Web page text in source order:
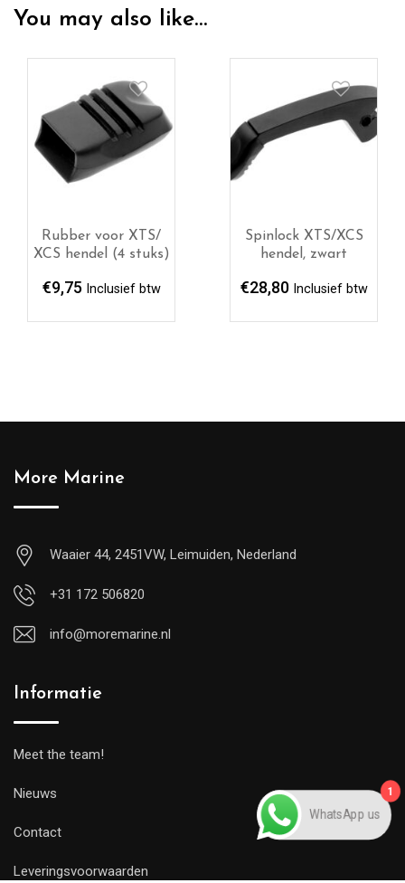
You may also like…
Rubber voor XTS/
XCS hendel (4 stuks)
€9,75 Inclusief btw
Spinlock XTS/XCS
hendel, zwart
€28,80 Inclusief btw
More Marine
Waaier 44, 2451VW, Leimuiden, Nederland
+31 172 506820
info@moremarine.nl
Informatie
Meet the team!
Nieuws
Contact
Leveringsvoorwaarden
1
WhatsApp us